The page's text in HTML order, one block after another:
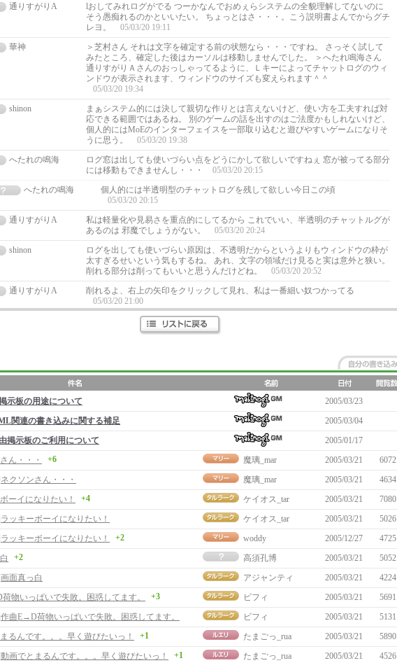
通りすがりA
lおしてみれログがでる つーかなんでおめぇらシステムの全貌理解してないのに
そう愚痴れるのかといいたい。 ちょっとはさ・・・。こう説明書よんでからグチ
レヨ。
05/03/20 19:11
華神
＞芝村さん それは文字を確定する前の状態なら・・・ですね。 さっそく試して
みたところ、確定した後はカーソルは移動しませんでした。 ＞へたれ鳴海さん
通りすがりＡさんのおっしゃってるように、Ｌキーによってチャットログのウィ
ンドウが表示されます、ウィンドウのサイズも変えられます＾＾
05/03/20 19:34
shinon
まぁシステム的には決して親切な作りとは言えないけど、使い方を工夫すれば対
応できる範囲ではあるね。 別のゲームの話を出すのはご法度かもしれないけど、
個人的にはMoEのインターフェイスを一部取り込むと遊びやすいゲームになりそ
うに思う。
05/03/20 19:38
へたれの鳴海
ログ窓は出しても使いづらい点をどうにかして欲しいですねぇ 窓が被ってる部分
には移動もできませんし・・・
05/03/20 20:15
へたれの鳴海
個人的には半透明型のチャットログを残して欲しい今日この頃
05/03/20 20:15
通りすがりA
私は軽量化や見易さを重点的にしてるから これでいい、半透明のチャットルグが
あるのは 邪魔でしょうがない。
05/03/20 20:24
shinon
ログを出しても使いづらい原因は、不透明だからというよりもウィンドウの枠が
太すぎるせいという気もするね。 あれ、文字の領域だけ見ると実は意外と狭い。
削れる部分は削ってもいいと思うんだけどね。
05/03/20 20:52
通りすがりA
削れるよ、右上の矢印をクリックして見れ、私は一番細い奴つかってる
05/03/20 21:00
示板の用途について
2005/03/23
関連の書き込みに関する補足
2005/03/04
掲示板のご利用について
2005/01/17
ん・・・
+6 魔璃_mar 2005/03/21
6072
クソンさん・・・
魔璃_mar 2005/03/21
4634
ーイになりたい！
+4 ケイオス_tar 2005/03/21
7080
ッキーボーイになりたい！
ケイオス_tar 2005/03/21
5026
ッキーボーイになりたい！
+2 woddy 2005/12/27
4725
+2 高須孔博 2005/03/21
5052
面真っ白
アジャンティ 2005/03/21
4224
物いっぱいで失敗。困惑してます。
+3 ビフィ 2005/03/21
5691
曲E→D荷物いっぱいで失敗。困惑してます。
ビフィ 2005/03/21
5131
るんです。。。早く遊びたいっ！
+1 たまごっ_rua 2005/03/21
5890
画でとまるんです。。。早く遊びたいっ！
+1 たまごっ_rua 2005/03/21
4526